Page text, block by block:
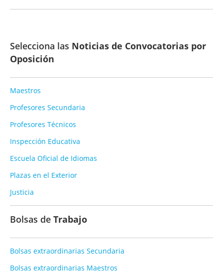
Selecciona las Noticias de Convocatorias por
Oposición
Maestros
Profesores Secundaria
Profesores Técnicos
Inspección Educativa
Escuela Oficial de Idiomas
Plazas en el Exterior
Justicia
Bolsas de Trabajo
Bolsas extraordinarias Secundaria
Bolsas extraordinarias Maestros